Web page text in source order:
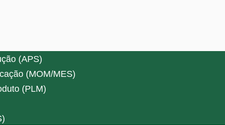
(APS)
(MOM/MES)
(PLM)